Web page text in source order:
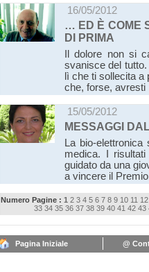
16/05/2012
… ED È COME
DI PRIMA
Il dolore non si
svanisce del
lì che ti sollecita
che, forse,
15/05/2012
MESSAGGI
La bio-
medica. I
guidato da una
a vincere il
Numero Pagine : 1 2 3 4 5 6 7 8 9 10 11 12
33 34 35 36 37 38 39 40 41 42 43
Pagina Iniziale
@